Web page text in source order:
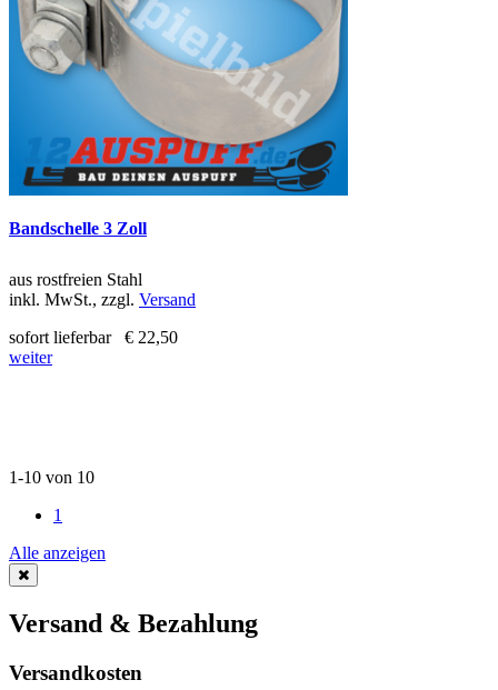
Bandschelle 3 Zoll
aus rostfreien Stahl
inkl. MwSt., zzgl. Versand
sofort lieferbar
€ 22,50
weiter
1-10 von 10
1
Alle anzeigen
Versand & Bezahlung
Versandkosten